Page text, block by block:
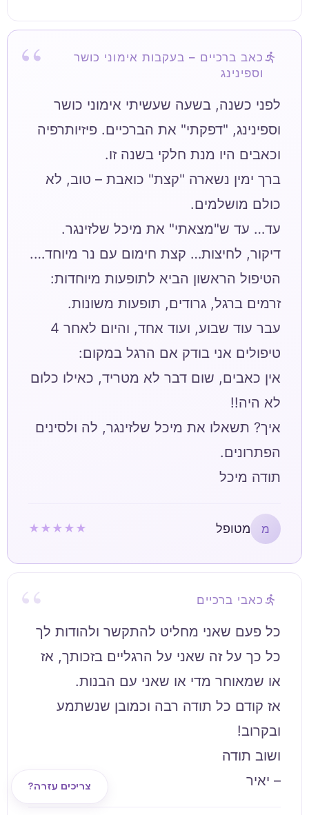
כאב ברכיים – בעקבות אימוני כושר
וספינינג
לפני כשנה, בשעה שעשיתי אימוני כושר
וספינינג, "דפקתי" את הברכיים. פיזיותרפיה
ברך ימין נשארה "קצת" כואבת – טוב, לא
הטיפול הראשון הביא לתופעות מיוחדות:
עבר עוד שבוע, ועוד אחד, והיום לאחר 4
אין כאבים, שום דבר לא מטריד, כאילו כלום
איך? תשאלו את מיכל שלזינגר, לה ולסינים
תודה מיכל
מ מטופל ★★★★★
כאבי ברכיים
כל פעם שאני מחליט להתקשר ולהודות לך
כל כך על זה שאני על הרגליים בזכותך, אז
אז קודם כל תודה רבה וכמובן שנשתמע
– יאיר
צריכים עזרה?